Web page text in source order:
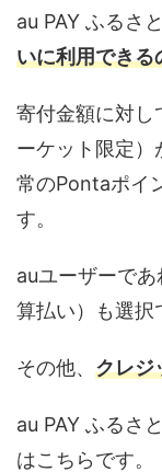
au PAY ふるさ
いに利用できる
寄付金額に対し
ーケット限定）
常のPontaポイ
す。
auユーザーで
算払い）も選択
その他、 クレジ
au PAY ふるさ
はこちらです。